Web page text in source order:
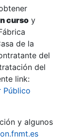
curso y
de la
del
del
link:
Público
y algunos